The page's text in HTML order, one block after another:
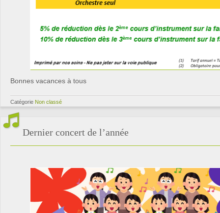
Bonnes vacances à tous
Catégorie Non classé
Dernier concert de l’année